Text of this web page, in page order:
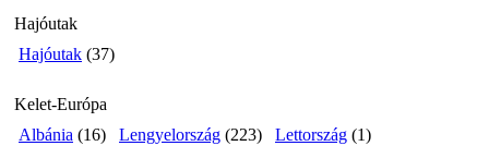
Hajóutak
Hajóutak (37)
Kelet-Európa
Albánia (16) Lengyelország (223) Lettország (1)